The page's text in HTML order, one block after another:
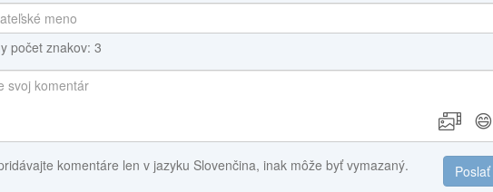
počet znakov: 3
😄
Poslať
komentáre len v jazyku Slovenčina, inak môže byť vymazaný.